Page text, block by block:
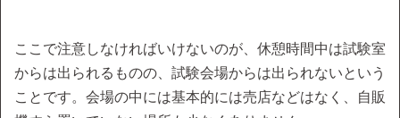
ここで注意しなければいけないのが、休憩時間中は試験室
からは出られるものの、試験会場からは出られないという
ことです。会場の中には基本的には売店などはなく、自販